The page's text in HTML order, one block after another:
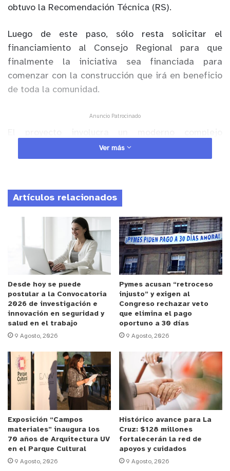
obtuvo la Recomendación Técnica (RS).
Luego de este paso, sólo resta solicitar el
financiamiento al Consejo Regional para que
finalmente la iniciativa sea financiada para
comenzar con la construcción que irá en beneficio
de toda la comunidad.
Anuncio Patrocinado
deportivo para mil 200 personas en la que no sólo
habrá espacio para el fútbol, también para otras
con una sala de musculación y oficinas.
Este sería un gran paso lograr concretar uno de los
grandes anhelos de la gestión de Maite Larrondo:
crear un el polo deportivo, comercial y ambiental
para que los habitantes disfruten en familia.
y tú, ¿qué opinas?
Ver más
Artículos relacionados
Desde hoy se puede
postular a la Convocatoria
2026 de investigación e
innovación en seguridad y
salud en el trabajo
9 Agosto, 2026
Pymes acusan “retroceso
injusto” y exigen al
Congreso rechazar veto
que elimina el pago
oportuno a 30 días
9 Agosto, 2026
Exposición “Campos
materiales” inaugura los
70 años de Arquitectura UV
en el Parque Cultural
9 Agosto, 2026
Histórico avance para La
Cruz: $128 millones
fortalecerán la red de
apoyos y cuidados
9 Agosto, 2026